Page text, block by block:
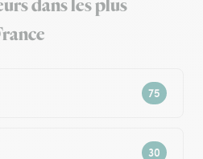
dans les plus